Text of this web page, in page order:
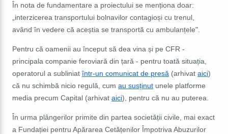
În nota de fundamentare a proiectului se menționa doar:
„interzicerea transportului bolnavilor contagioși cu trenul,
având în vedere că aceștia se transportă cu ambulanțele".
Pentru că oamenii au început să dea vina și pe CFR -
principala companie feroviară din țară - pentru toată situația,
operatorul a subliniatîntr-un comunicat de presă (arhivat aici)
că nu schimbă nicio regulă, cum au susținut unele platforme
media precum Capital (arhivat aici), pentru că nu au puterea.
În urma plângerilor primite din partea societății civile, mai exact
a Fundației pentru Apărarea Cetățenilor Împotriva Abuzurilor